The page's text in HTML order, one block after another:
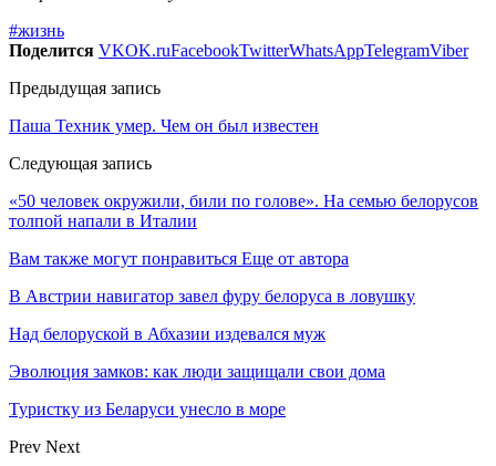
#жизнь
Поделится VKOK.ruFacebookTwitterWhatsAppTelegramViber
Предыдущая запись
Паша Техник умер. Чем он был известен
Следующая запись
«50 человек окружили, били по голове». На семью белорусов
толпой напали в Италии
Вам также могут понравиться Еще от автора
В Австрии навигатор завел фуру белоруса в ловушку
Над белоруской в Абхазии издевался муж
Эволюция замков: как люди защищали свои дома
Туристку из Беларуси унесло в море
Prev Next